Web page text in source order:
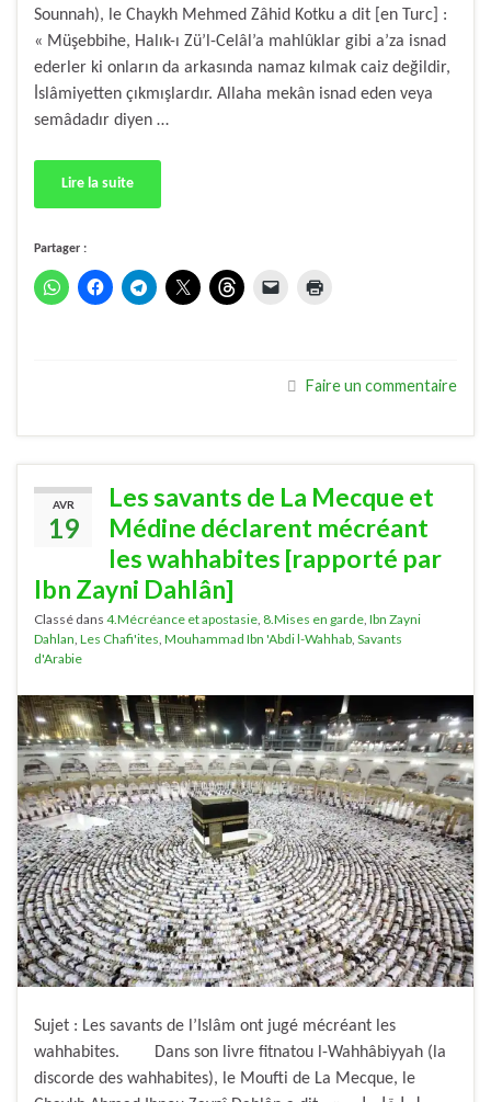
Sounnah), le Chaykh Mehmed Zâhid Kotku a dit [en Turc] :
« Müşebbihe, Halık-ı Zü’l-Celâl’a mahlûklar gibi a’za isnad
ederler ki onların da arkasında namaz kılmak caiz değildir,
İslâmiyetten çıkmışlardır. Allaha mekân isnad eden veya
semâdadır diyen …
Lire la suite
Partager :
Faire un commentaire
AVR
19
Les savants de La Mecque et
Médine déclarent mécréant
les wahhabites [rapporté par
Ibn Zayni Dahlân]
Classé dans 4.Mécréance et apostasie 8.Mises en garde Ibn Zayni
Dahlan Les Chafi'ites Mouhammad Ibn 'Abdi l-Wahhab Savants
d'Arabie
Sujet : Les savants de l’Islâm ont jugé mécréant les
wahhabites. Dans son livre fitnatou l-Wahhâbiyyah (la
discorde des wahhabites), le Moufti de La Mecque, le